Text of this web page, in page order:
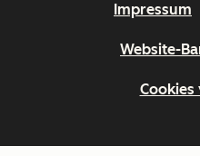
Impressum
Website-